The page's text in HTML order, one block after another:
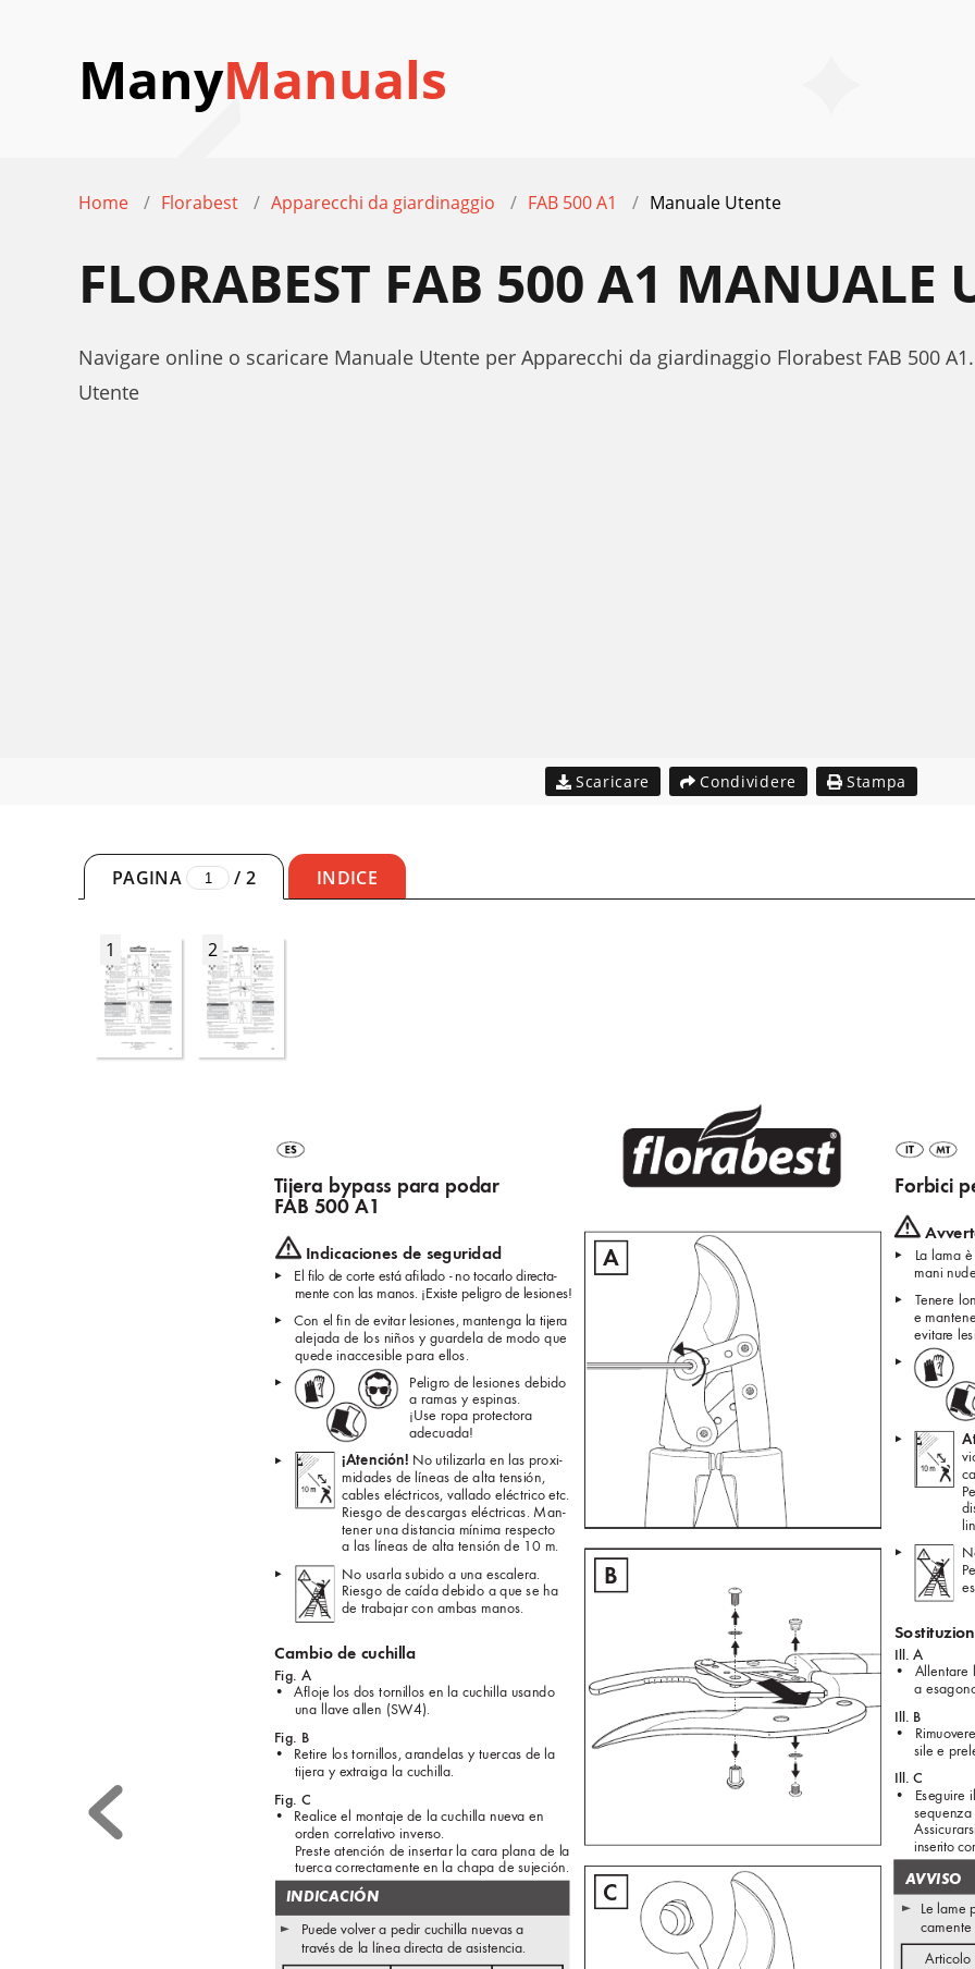
ManyManuals
Home Florabest Apparecchi da giardinaggio FAB 500 A1 Manuale Utente
FLORABEST FAB 500 A1 MANUALE
Navigare online o scaricare Manuale Utente per Apparecchi da giardinaggio Florabest FAB 500
Utente
Scaricare Condividere Stampa
PAGINA / 2 INDICE
1 2
Tijera bypass para podar
FAB 500 A1
Indicaciones de seguridad
▸ El ﬁ lo de corte está aﬁ lado - no tocarlo directa-
mente con las manos. ¡Existe peligro de lesiones!
▸
Con el ﬁ n de evitar lesiones, mantenga la tijera
alejada de los niños y guardela de modo que
quede inaccesible para ellos.
▸ Peligro de lesiones debido
a ramas y espinas.
¡Use ropa protectora
adecuada!
▸
¡Atención! No utilizarla en las proxi-
midades de líneas de alta tensión,
cables eléctricos, vallado eléctrico etc.
Riesgo de descargas eléctricas. Man-
tener una distancia mínima respecto
a las líneas de alta tensión de 10 m.
▸
No usarla subido a una escalera.
Riesgo de caída debido a que se ha
de trabajar con ambas manos.
Cambio de cuchilla
Fig. A
•
Aﬂ oje los dos tornillos en la cuchilla usando
una llave allen (SW4).
Fig. B
•
Retire los tornillos, arandelas y tuercas de la
tijera y extraiga la cuchilla.
Fig. C
•
Realice el montaje de la cuchilla nueva en
orden correlativo inverso.
Preste atención de insertar la cara plana de la
tuerca correctamente en la chapa de sujeción.
INDICACIÓN
Puede volver a pedir cuchilla nuevas a
►
través de la línea directa de asistencia.
Forbici
Avver
▸
La lama
mani
▸
Tenere
e
evitare
▸
▸
▸
Ill. A
•
Allentare
a
Ill. B
•
Rimuov
sile e
Ill. C
•
Eseguire
inserito
AVVISO
Le lame
►
Articolo
A
B
C